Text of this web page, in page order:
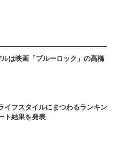
は映画「ブルーロック」の高橋
イフスタイルにまつわるランキン
ト結果を発表